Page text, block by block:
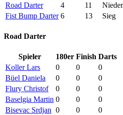
Road Darter
4 11
Fist Bump Darter 6 13 Sieg
Road Darter
Spieler 180er Finish Darts
Koller Lars
0 0
0
Büel Daniela
0 0
0
Flury Christof
0 0
0
Baselgia Martin 0 0
0
Bisevac Srdjan 0 0
0